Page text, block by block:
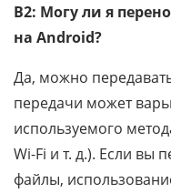
В2: Могу ли я
на Android?
Да, можно
передачи может
используемого
Wi-Fi и т. д.). Если вы
файлы,